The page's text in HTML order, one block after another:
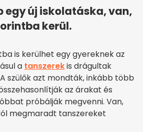
egy új iskolatáska, van,
kerül.
is kerülhet egy gyereknek az
a tanszerekis drágultak
szülők azt mondták, inkább több
az árakat és
próbálják megvenni. Van,
megmaradt tanszereket